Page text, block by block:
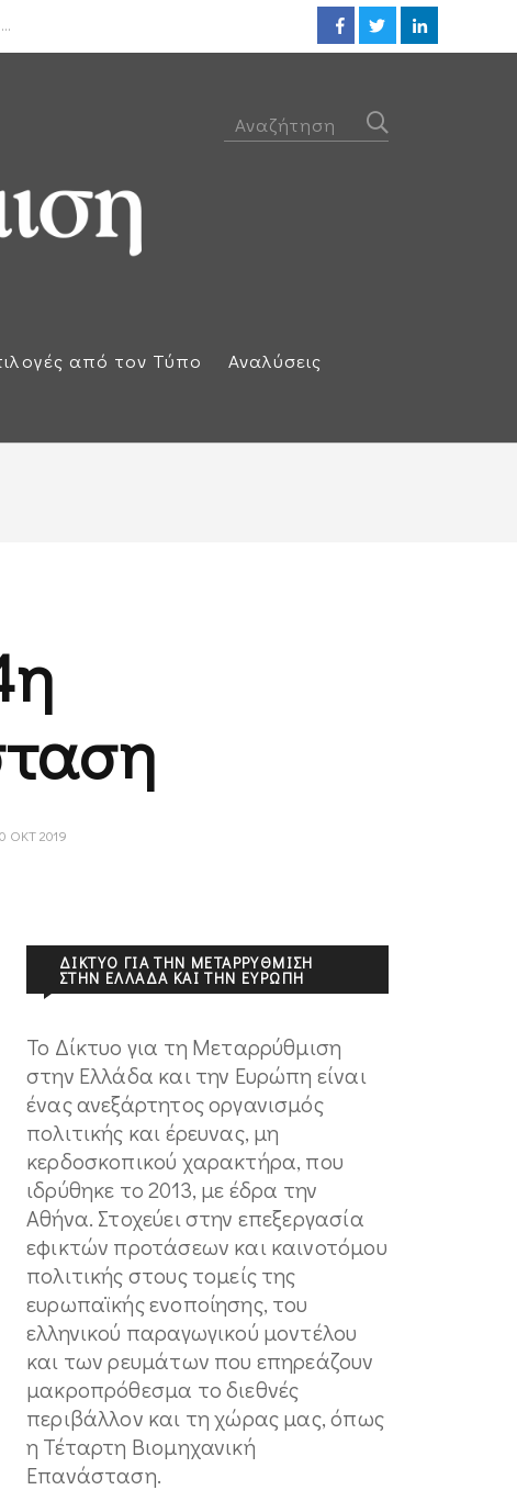
Προθεσμία για να
από τον Τύπο
Αναλύσεις
ΟΚΤ 2019
ΔΊΚΤΥΟ ΓΙΑ ΤΗΝ ΜΕΤΑΡΡΎΘΜΙΣΗ
ΣΤΗΝ ΕΛΛΆΔΑ ΚΑΙ ΤΗΝ ΕΥΡΏΠΗ
Το Δίκτυο για τη Μεταρρύθμιση
στην Ελλάδα και την Ευρώπη είναι
ένας ανεξάρτητος οργανισμός
πολιτικής και έρευνας, μη
κερδοσκοπικού χαρακτήρα, που
ιδρύθηκε το 2013, με έδρα την
Αθήνα. Στοχεύει στην επεξεργασία
εφικτών προτάσεων και καινοτόμου
πολιτικής στους τομείς της
ευρωπαϊκής ενοποίησης, του
ελληνικού παραγωγικού μοντέλου
και των ρευμάτων που επηρεάζουν
μακροπρόθεσμα το διεθνές
περιβάλλον και τη χώρας μας, όπως
η Τέταρτη Βιομηχανική
Επανάσταση.